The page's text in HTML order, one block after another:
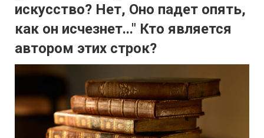
искусство? Нет, Оно падет опять,
как он исчезнет..." Кто является
автором этих строк?